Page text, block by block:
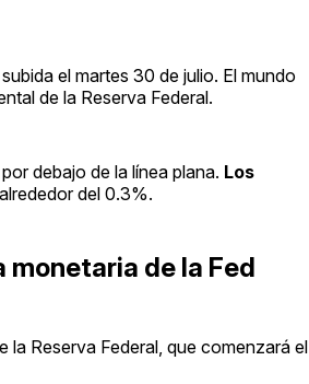
el martes 30 de julio. El mundo
de la Reserva Federal.
debajo de la línea plana. Los
del 0.3%.
monetaria de la Fed
la Reserva Federal, que comenzará el